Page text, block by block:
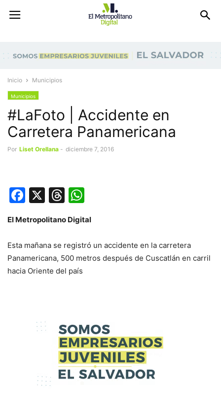
Inicio Municipios
Municipios
#LaFoto | Accidente en
Carretera Panamericana
Por Liset Orellana - diciembre 7, 2016
Facebook
X Threads
El Metropolitano Digital
Esta mañana se registró un accidente en la carretera
Panamericana, 500 metros después de Cuscatlán en carril
hacia Oriente del país